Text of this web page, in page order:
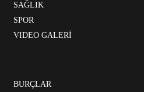
SAĞLIK
SPOR
VIDEO GALERİ
BURÇLAR